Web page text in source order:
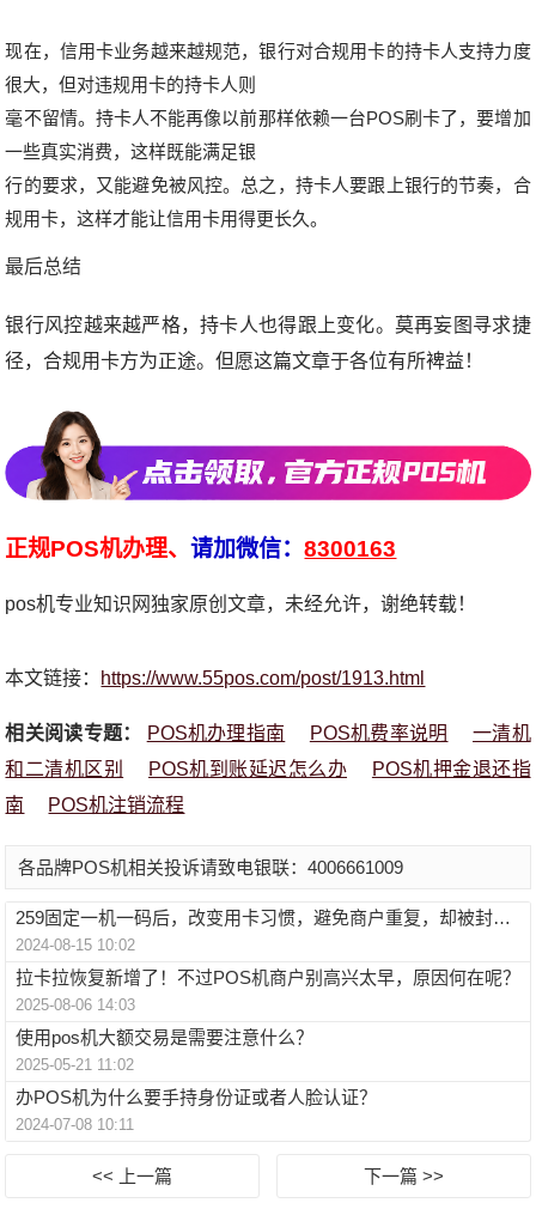
现在，信用卡业务越来越规范，银行对合规用卡的持卡人支持力度
很大，但对违规用卡的持卡人则
毫不留情。 持卡人不能再像以前那样依赖一台POS刷卡了，要增加
一些真实消费，这样既能满足银
行的要求，又能避免被风控。总之，持卡人要跟上银行的节奏，合
规用卡，这样才能让信用卡用得更长久。
最后总结
银行风控越来越严格，持卡人也得跟上变化。莫再妄图寻求捷
径，合规用卡方为正途。但愿这篇文章于各位有所裨益！
正规POS机办理、请加微信：8300163
pos机专业知识网独家原创文章，未经允许，谢绝转载！
本文链接： https://www.55pos.com/post/1913.html
相关阅读专题： POS机办理指南 POS机费率说明
一清机
和二清机区别
POS机到账延迟怎么办
POS机押金退还指
南
POS机注销流程
各品牌POS机相关投诉请致电银联：4006661009
259固定一机一码后，改变用卡习惯，避免商户重复，却被封卡？
2024-08-15 10:02
拉卡拉恢复新增了！不过POS机商户别高兴太早，原因何在呢？
2025-08-06 14:03
使用pos机大额交易是需要注意什么？
2025-05-21 11:02
办POS机为什么要手持身份证或者人脸认证？
2024-07-08 10:11
<< 上一篇 下一篇 >>